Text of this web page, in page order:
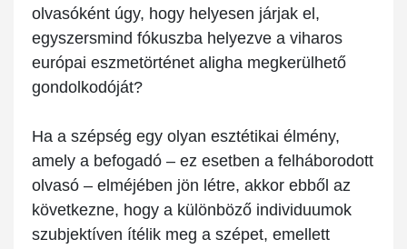
olvasóként úgy, hogy helyesen járjak el,
egyszersmind fókuszba helyezve a viharos
európai eszmetörténet aligha megkerülhető
gondolkodóját?
Ha a szépség egy olyan esztétikai élmény,
amely a befogadó – ez esetben a felháborodott
olvasó – elméjében jön létre, akkor ebből az
következne, hogy a különböző individuumok
szubjektíven ítélik meg a szépet, emellett